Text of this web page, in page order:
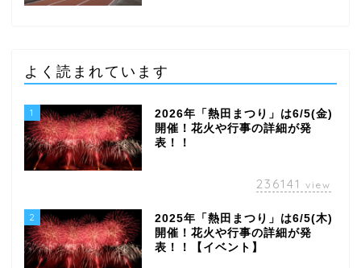
よく読まれています
1
2026年「熱田まつり」は6/5(金)
開催！花火や行事の詳細が発
表！！
236141 view
2
2025年「熱田まつり」は6/5(木)
開催！花火や行事の詳細が発
表！！【イベント】